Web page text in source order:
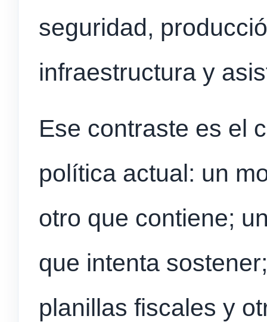
seguridad,
infraestructura y
Ese contraste es el
política actual: un
otro que contiene;
que intenta
planillas fiscales y